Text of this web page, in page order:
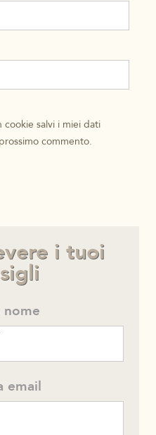
cookie salvi i miei dati
commento.
i tuoi
email